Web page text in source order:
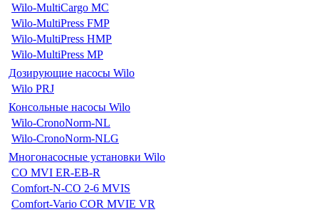
Wilo-MultiCargo MC
Wilo-MultiPress FMP
Wilo-MultiPress HMP
Wilo-MultiPress MP
Дозирующие насосы Wilo
Wilo PRJ
Консольные насосы Wilo
Wilo-CronoNorm-NL
Wilo-CronoNorm-NLG
Многонасосные установки Wilo
CO MVI ER-EB-R
Comfort-N-CO 2-6 MVIS
Comfort-Vario COR MVIE VR